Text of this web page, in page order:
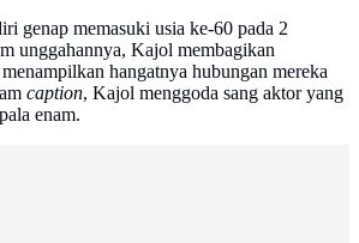
genap memasuki usia ke-60 pada 2
unggahannya, Kajol membagikan
hangatnya hubungan mereka
caption, Kajol menggoda sang aktor yang
enam.